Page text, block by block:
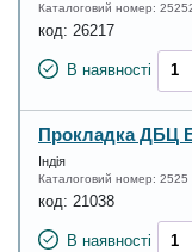
Каталоговий номер:
код: 26217
В наявності
Прокладка ДБЦ
Індія
Каталоговий номер: 2525
код: 21038
В наявності